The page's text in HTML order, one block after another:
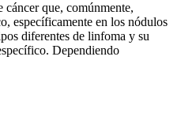
que, comúnmente,
específicamente en los nódulos
diferentes de linfoma y su
Dependiendo